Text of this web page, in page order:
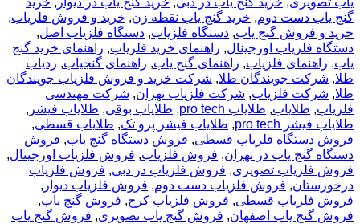
گنج یاب دست دوم, خرید گنج یاب نقطه زن, خرید و فروش فلزیاب,
خرید و فروش گنج یاب, دستگاه فلزیاب, دستگاه فلزیاب اصل,
دستگاه فلزیاب اورجینال, راهنمای خرید فلزیاب, راهنمای خرید گنج
یاب, راهنمای فلزیاب, راهنمای گنج یاب, راهنمای گنجیاب, ردیاب
طلا, شرکت جویندگان طلا, شرکت خرید و فروش فلزیاب جویندگان
طلا, شرکت فلزیاب, شرکت فلزیاب تهران, شرکت مهندسی
فلزیاب, طلایاب, طلایاب pro tech , طلایاب بوقی, طلایاب فیشر ,
طلایاب فیشر pro tech
, طلایاب فیشر پرو تک, طلایاب قسطی,
فروش دستگاه فلزیاب قسطی, فروش دستگاه گنج یاب, فروش
دستگاه گنج یاب در تهران, فروش فلزیاب, فروش فلزیاب اورجینال,
فروش فلزیاب تصویری, فروش فلزیاب در دبی, فروش فلزیاب
درخوزستان, فروش فلزیاب دست دوم, فروش فلزیاب دیوار ,
فروش فلزیاب قسطی, فروش فلزیاب کرج, فروش گنج یاب,
فروش گنج یاب اصفهان, فروش گنج یاب تصویری, فروش گنج یاب